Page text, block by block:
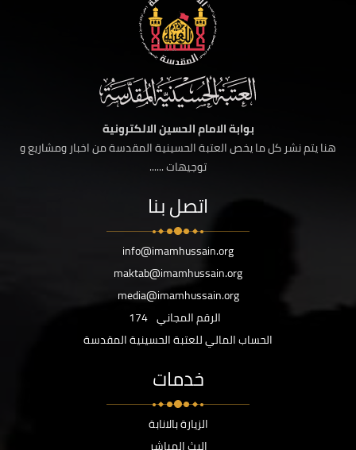
بوابة الامام الحسين الالكترونية
هنا يتم نشر كل ما يخص العتبة الحسينية المقدسة من اخبار ومشاريع و
توجيهات ......
اتصل بنا
info@imamhussain.org
maktab@imamhussain.org
media@imamhussain.org
الرقم المجاني 174
الحساب المالي للعتبة الحسينية المقدسة
خدمات
الزيارة بالانابة